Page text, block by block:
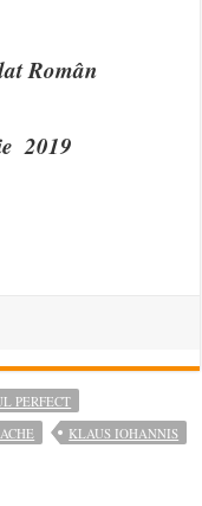
Român
2019
PERFECT
KLAUS IOHANNIS